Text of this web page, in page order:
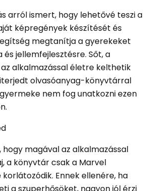
arról ismert, hogy lehetővé teszi a
képregények készítését és
megtanítja a gyerekeket
jellemfejlesztésre. Sőt, a
alkalmazással életre kelthetik
olvasóanyag-könyvtárral
nem fog unatkozni ezen
hogy magával az alkalmazással
a könyvtár csak a Marvel
Ennek ellenére, ha
a szuperhősöket, nagyon jól érzi